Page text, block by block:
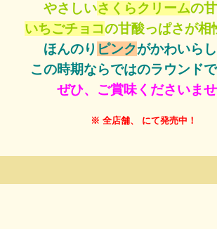
やさしいさくらクリームの
いちごチョコの甘酸っぱさが相
ほんのり ピンクがかわいらし
この時期ならではのラウンドで
ぜひ、ご賞味くださいませ
※ 全店舗、 にて発売中！